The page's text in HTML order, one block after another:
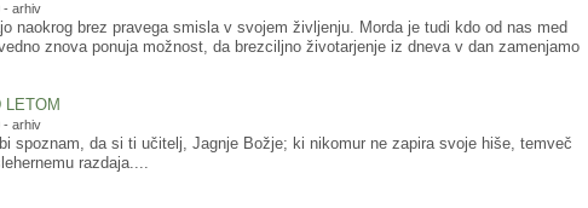
-arhiv
naokrog brez pravega smisla v svojem življenju. Morda je tudi kdo od nas med
znova ponuja možnost, da brezciljno životarjenje iz dneva v dan zamenjamo
LETOM
-arhiv
spoznam, da si ti učitelj, Jagnje Božje; ki nikomur ne zapira svoje hiše, temveč
razdaja....